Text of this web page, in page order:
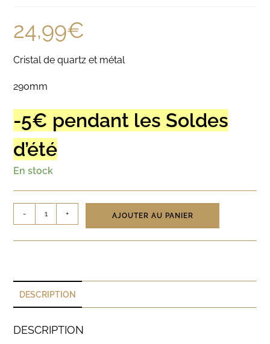
24,99€
Cristal de quartz et métal
290mm
-5€ pendant les Soldes
d’été
En stock
- + AJOUTER AU PANIER
DESCRIPTION
DESCRIPTION